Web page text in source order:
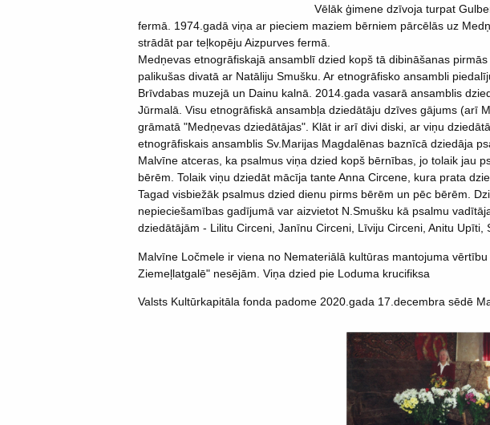
Vēlāk ģimene dzīvoja turpat
fermā. 1974.gadā viņa ar pieciem maziem bērniem pārcēlās uz
strādāt par teļkopēju Aizpurves fermā.
Medņevas etnogrāfiskajā ansamblī dzied kopš tā dibināšanas
palikušas divatā ar Natāliju Smušku. Ar etnogrāfisko ansambli
Brīvdabas muzejā un Dainu kalnā. 2014.gada vasarā ansamblis
Jūrmalā. Visu etnogrāfiskā ansambļa dziedātāju dzīves gājums (arī
grāmatā "Medņevas dziedātājas". Klāt ir arī divi diski, ar viņu
etnogrāfiskais ansamblis Sv.Marijas Magdalēnas baznīcā dziedāja
Malvīne atceras, ka psalmus viņa dzied kopš bērnības, jo tolaik jau
bērēm. Tolaik viņu dziedāt mācīja tante Anna Circene, kura prata
Tagad visbiežāk psalmus dzied dienu pirms bērēm un pēc bērēm.
nepieciešamības gadījumā var aizvietot N.Smušku kā psalmu
dziedātājām - Lilitu Circeni, Janīnu Circeni, Līviju Circeni, Anitu Upīti,
Malvīne Ločmele ir viena no Nemateriālā kultūras mantojuma
Ziemeļlatgalē" nesējām. Viņa dzied pie Loduma krucifiksa
Valsts Kultūrkapitāla fonda padome 2020.gada 17.decembra sēdē